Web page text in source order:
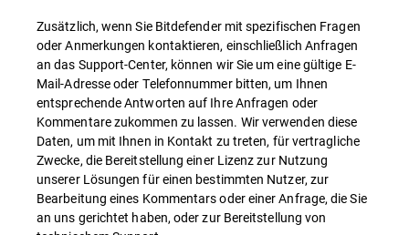
Zusätzlich, wenn Sie Bitdefender mit spezifischen Fragen
oder Anmerkungen kontaktieren, einschließlich Anfragen
an das Support-Center, können wir Sie um eine gültige E-
Mail-Adresse oder Telefonnummer bitten, um Ihnen
entsprechende Antworten auf Ihre Anfragen oder
Kommentare zukommen zu lassen. Wir verwenden diese
Daten, um mit Ihnen in Kontakt zu treten, für vertragliche
Zwecke, die Bereitstellung einer Lizenz zur Nutzung
unserer Lösungen für einen bestimmten Nutzer, zur
Bearbeitung eines Kommentars oder einer Anfrage, die Sie
an uns gerichtet haben, oder zur Bereitstellung von